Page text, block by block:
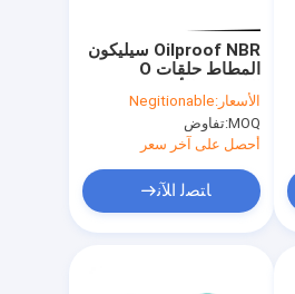
Oilproof NBR سيليكون
المطاط حلقات O
المقاومة للأشعة فوق
البنفسجية لأدوات تكييف
الهواء
الأسعار:Negitionable
MOQ: تفاوض
أحصل على آخر سعر
ﺎﺘﺼﻟ ﺍﻶﻧ